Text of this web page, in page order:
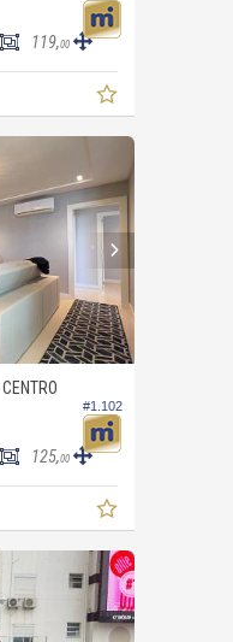
119,00
#1.102
CENTRO
125,00